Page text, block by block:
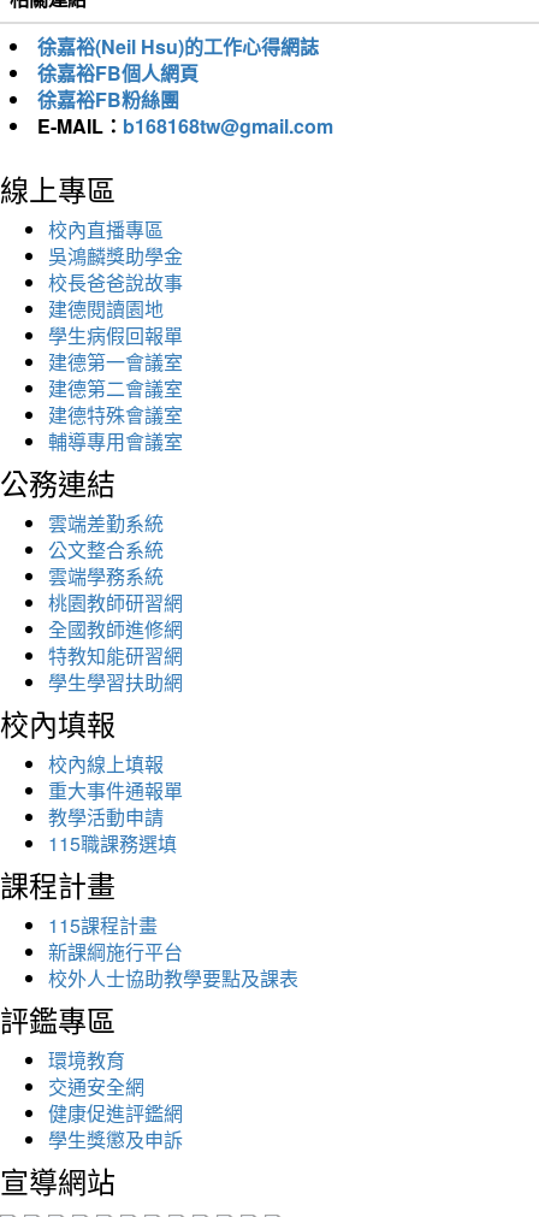
徐嘉裕(Neil Hsu)的工作心得網誌
徐嘉裕FB個人網頁
徐嘉裕FB粉絲團
E-MAIL： b168168tw@gmail.com
線上專區
校內直播專區
吳鴻麟獎助學金
校長爸爸說故事
建德閱讀園地
學生病假回報單
建德第一會議室
建德第二會議室
建德特殊會議室
輔導專用會議室
公務連結
雲端差勤系統
公文整合系統
雲端學務系統
桃園教師研習網
全國教師進修網
特教知能研習網
學生學習扶助網
校內填報
校內線上填報
重大事件通報單
教學活動申請
115職課務選填
課程計畫
115課程計畫
新課綱施行平台
校外人士協助教學要點及課表
評鑑專區
環境教育
交通安全網
健康促進評鑑網
學生獎懲及申訴
宣導網站